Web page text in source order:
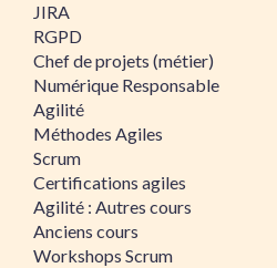
JIRA
RGPD
Chef de projets (métier)
Numérique Responsable
Agilité
Méthodes Agiles
Scrum
Certifications agiles
Agilité : Autres cours
Anciens cours
Workshops Scrum